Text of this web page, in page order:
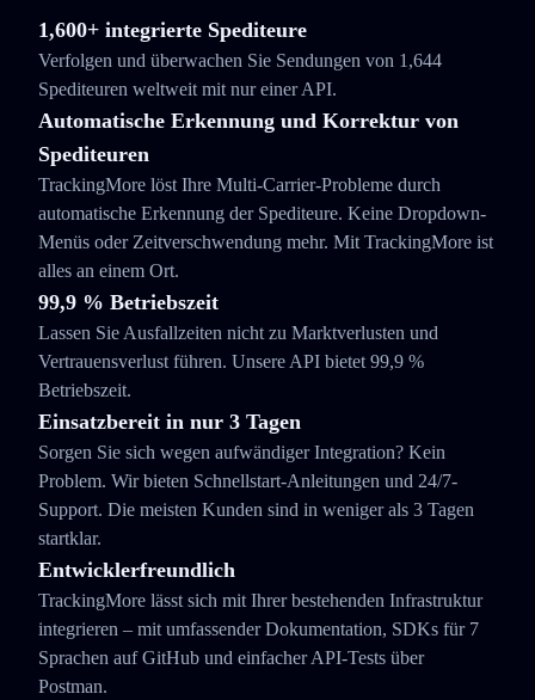
1,600+ integrierte Spediteure
Verfolgen und überwachen Sie Sendungen von 1,644
Spediteuren weltweit mit nur einer API.
Automatische Erkennung und Korrektur von
Spediteuren
TrackingMore löst Ihre Multi-Carrier-Probleme durch
automatische Erkennung der Spediteure. Keine Dropdown-
Menüs oder Zeitverschwendung mehr. Mit TrackingMore ist
alles an einem Ort.
99,9 % Betriebszeit
Lassen Sie Ausfallzeiten nicht zu Marktverlusten und
Vertrauensverlust führen. Unsere API bietet 99,9 %
Betriebszeit.
Einsatzbereit in nur 3 Tagen
Sorgen Sie sich wegen aufwändiger Integration? Kein
Problem. Wir bieten Schnellstart-Anleitungen und 24/7-
Support. Die meisten Kunden sind in weniger als 3 Tagen
startklar.
Entwicklerfreundlich
TrackingMore lässt sich mit Ihrer bestehenden Infrastruktur
integrieren – mit umfassender Dokumentation, SDKs für 7
Sprachen auf GitHub und einfacher API-Tests über
Postman.